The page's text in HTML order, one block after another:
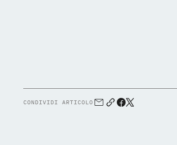
CONDIVIDI ARTICOLO